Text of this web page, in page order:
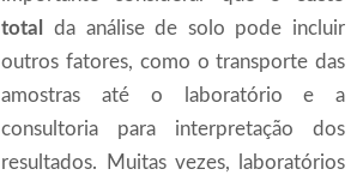
total
da análise de solo pode incluir
outros fatores, como o transporte das
amostras até o laboratório e a
consultoria para interpretação dos
resultados. Muitas vezes, laboratórios